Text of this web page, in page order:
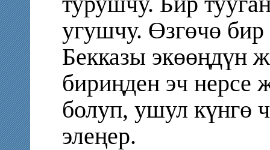
угушчу. Өзгөчө
Бекказы экөөңдүн
бириңден эч
болуп, ушул күнгө
элеңер.